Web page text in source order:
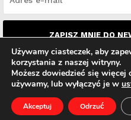
ZAPISZ MNIE DO
Przeczytałem i akceptuję
©
Używamy ciasteczek, aby
korzystania z naszej witryny.
Możesz dowiedzieć się więcej
używamy, lub wyłączyć je w
Akceptuj Odrzuć